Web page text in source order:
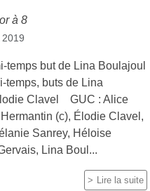
à 8
temps but de Lina Boulajoul
temps, buts de Lina
Clavel GUC : Alice
(c), Élodie Clavel,
Sanrey, Héloise
Lina Boul...
Lire la suite